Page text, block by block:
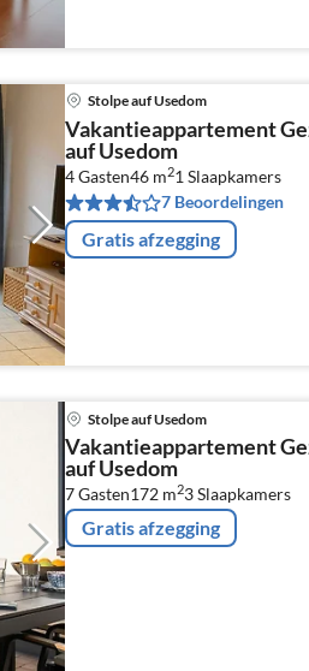
Stolpe auf Usedom
Vakantieappartement
auf Usedom
4 Gasten46 m21 Slaapkamers
7 Beoordelingen
Gratis afzegging
Stolpe auf Usedom
Vakantieappartement
auf Usedom
7 Gasten172 m23Slaapkamers
Gratis afzegging